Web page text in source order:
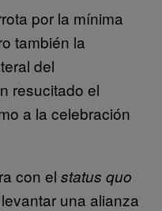
por la mínima
también la
del
resucitado el
a la celebración
con el status quo
una alianza